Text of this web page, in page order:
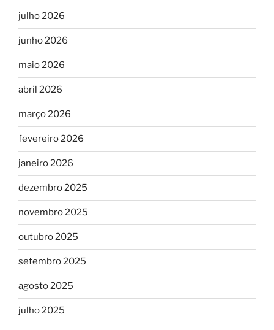
julho 2026
junho 2026
maio 2026
abril 2026
março 2026
fevereiro 2026
janeiro 2026
dezembro 2025
novembro 2025
outubro 2025
setembro 2025
agosto 2025
julho 2025